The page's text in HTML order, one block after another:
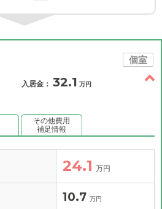
個室
入居金： 32.1 万円
その他費用
補足情報
24.1 万円
10.7 万円